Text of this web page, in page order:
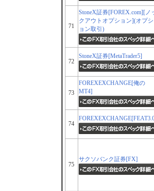
71
StoneX証券[FOREX.com][ノ
クアウトオプション](オプシ
ョン取引)
72
StoneX証券[MetaTrader5]
73
FOREXEXCHANGE[俺の
MT4]
74
75
サクソバンク証券[FX]